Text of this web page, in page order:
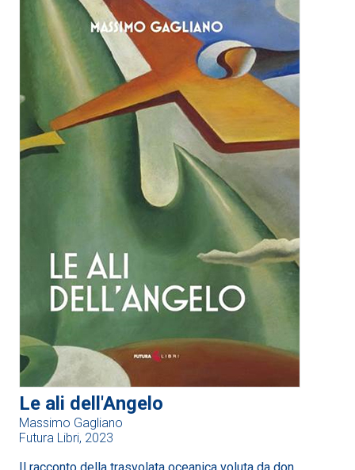
Le ali dell'Angelo
Massimo Gagliano
Futura Libri, 2023